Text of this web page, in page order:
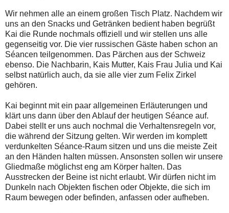
Wir nehmen alle an einem großen Tisch Platz. Nachdem wir
uns an den Snacks und Getränken bedient haben begrüßt
Kai die Runde nochmals offiziell und wir stellen uns alle
gegenseitig vor. Die vier russischen Gäste haben schon an
Séancen teilgenommen. Das Pärchen aus der Schweiz
ebenso. Die Nachbarin, Kais Mutter, Kais Frau Julia und Kai
selbst natürlich auch, da sie alle vier zum Felix Zirkel
gehören.
Kai beginnt mit ein paar allgemeinen Erläuterungen und
klärt uns dann über den Ablauf der heutigen Séance auf.
Dabei stellt er uns auch nochmal die Verhaltensregeln vor,
die während der Sitzung gelten. Wir werden im komplett
verdunkelten Séance-Raum sitzen und uns die meiste Zeit
an den Händen halten müssen. Ansonsten sollen wir unsere
Gliedmaße möglichst eng am Körper halten. Das
Ausstrecken der Beine ist nicht erlaubt. Wir dürfen nicht im
Dunkeln nach Objekten fischen oder Objekte, die sich im
Raum bewegen oder befinden, anfassen oder aufheben.